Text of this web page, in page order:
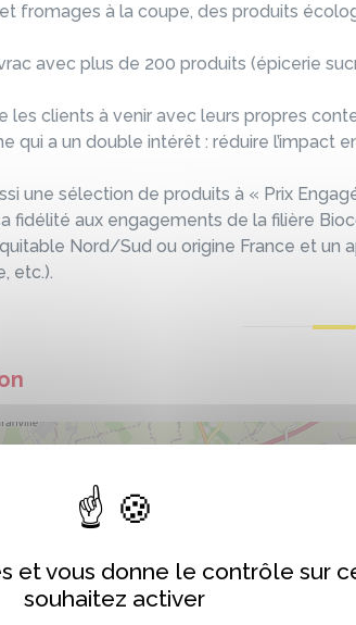
fromages à la coupe, des produits
avec plus de 200 produits (épicerie
les clients à venir avec leurs propres
qui a un double intérêt : réduire l’impact
une sélection de produits à « Prix
fidélité aux engagements de la filière
Nord/Sud ou origine France et un
etc.).
et vous donne le contrôle sur
souhaitez activer